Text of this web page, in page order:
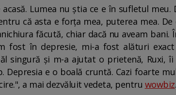
Lumea nu știa ce e în sufletul meu.
că asta e forța mea, puterea mea.
făcută, chiar dacă nu aveam bani.
fost în depresie, mi-a fost alături
singură și m-a ajutat o prietenă, Ruxi, îi
Depresia e o boală cruntă. Cazi foarte
a mai dezvăluit vedeta, pentru wowbiz.